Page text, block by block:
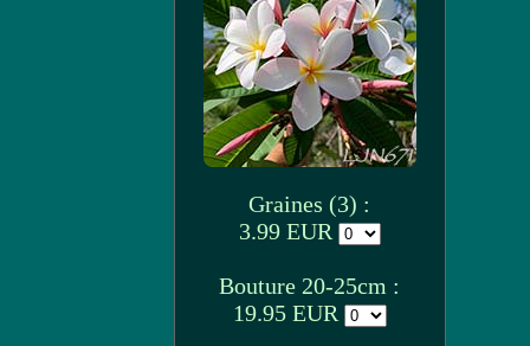
Graines (3) :
3.99 EUR
Bouture 20-25cm :
19.95 EUR